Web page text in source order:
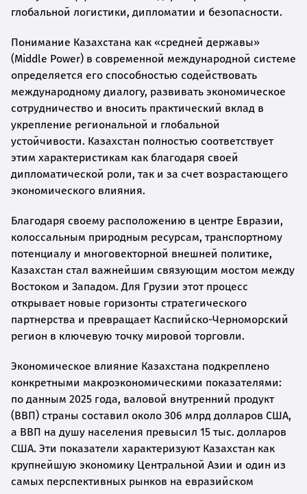
глобальной логистики, дипломатии и безопасности.
Понимание Казахстана как «средней державы»
(Middle Power) в современной международной системе
определяется его способностью содействовать
международному диалогу, развивать экономическое
сотрудничество и вносить практический вклад в
укрепление региональной и глобальной
устойчивости. Казахстан полностью соответствует
этим характеристикам как благодаря своей
дипломатической роли, так и за счет возрастающего
экономического влияния.
Благодаря своему расположению в центре Евразии,
колоссальным природным ресурсам, транспортному
потенциалу и многовекторной внешней политике,
Казахстан стал важнейшим связующим мостом между
Востоком и Западом. Для Грузии этот процесс
открывает новые горизонты стратегического
партнерства и превращает Каспийско-Черноморский
регион в ключевую точку мировой торговли.
Экономическое влияние Казахстана подкреплено
конкретными макроэкономическими показателями:
по данным 2025 года, валовой внутренний продукт
(ВВП) страны составил около 306 млрд долларов США,
а ВВП на душу населения превысил 15 тыс. долларов
США. Эти показатели характеризуют Казахстан как
крупнейшую экономику Центральной Азии и один из
самых перспективных рынков на евразийском